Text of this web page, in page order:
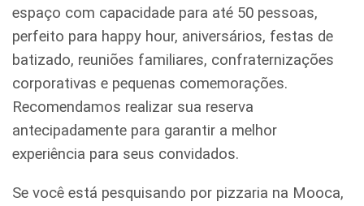
espaço com capacidade para até 50 pessoas,
perfeito para happy hour, aniversários, festas de
batizado, reuniões familiares, confraternizações
corporativas e pequenas comemorações.
Recomendamos realizar sua reserva
antecipadamente para garantir a melhor
experiência para seus convidados.
Se você está pesquisando por pizzaria na Mooca,